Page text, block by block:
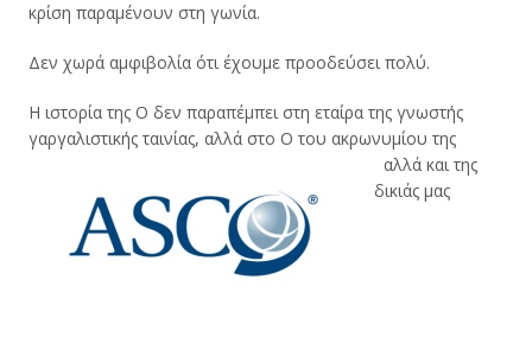
κρίση παραμένουν στη γωνία.
Δεν χωρά αμφιβολία ότι έχουμε προοδεύσει πολύ.
Η ιστορία της Ο δεν παραπέμπει στη εταίρα της γνωστής
γαργαλιστικής ταινίας, αλλά στο Ο του ακρωνυμίου της
αλλά και της
δικιάς μας